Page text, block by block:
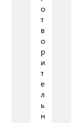
о
т
в
о
р
и
т
е
л
ь
н